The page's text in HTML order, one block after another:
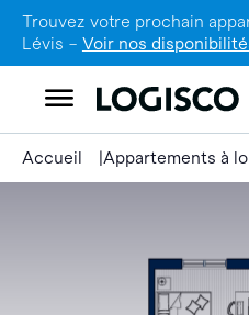
Trouvez votre prochain
Lévis – Voir nos
Accueil Appartements à